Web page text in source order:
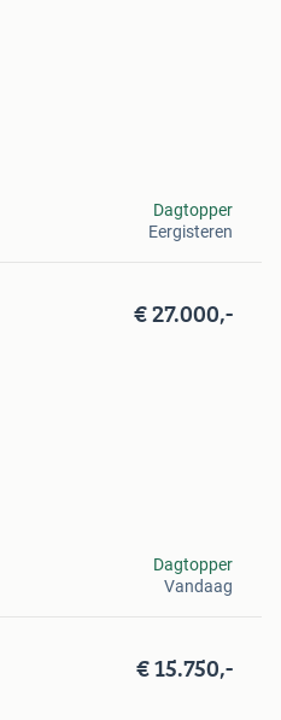
Dagtopper
Eergisteren
€ 27.000,-
Dagtopper
Vandaag
€ 15.750,-